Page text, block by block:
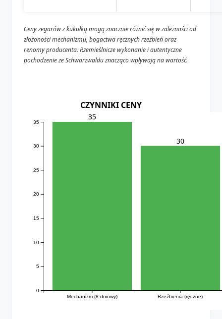
Ceny zegarów z kukułką mogą znacznie różnić się w zależności od
złożoności mechanizmu, bogactwa ręcznych rzeźbień oraz
renomy producenta. Rzemieślnicze wykonanie i autentyczne
pochodzenie ze Schwarzwaldu znacząco wpływają na wartość.
CZYNNIKI CENY
Mechanizm (8-dniowy) Rzeźbienia (ręczne)
0
5
10
15
20
25
30
35
35
30